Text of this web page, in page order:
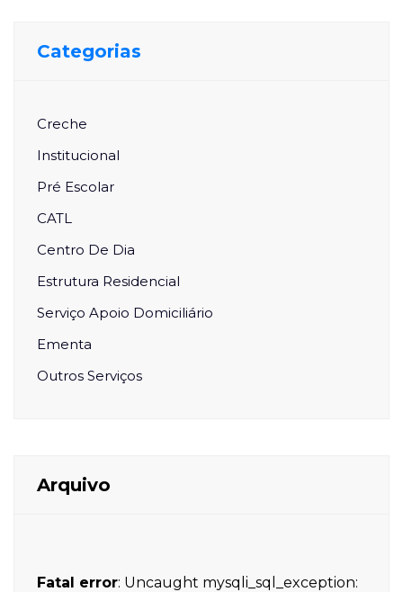
Categorias
Creche
Institucional
Pré Escolar
CATL
Centro De Dia
Estrutura Residencial
Serviço Apoio Domiciliário
Ementa
Outros Serviços
Arquivo
Fatal error: Uncaught mysqli_sql_exception: